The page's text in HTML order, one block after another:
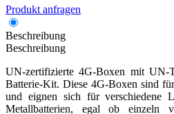
Produkt anfragen
Beschreibung
Beschreibung
UN-zertifizierte 4G-Boxen mit UN-
Batterie-Kit. Diese 4G-Boxen sind
und eignen sich für verschiedene
Metallbatterien, egal ob einzeln